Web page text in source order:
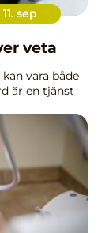
11. sep
veta
vara både
är en tjänst